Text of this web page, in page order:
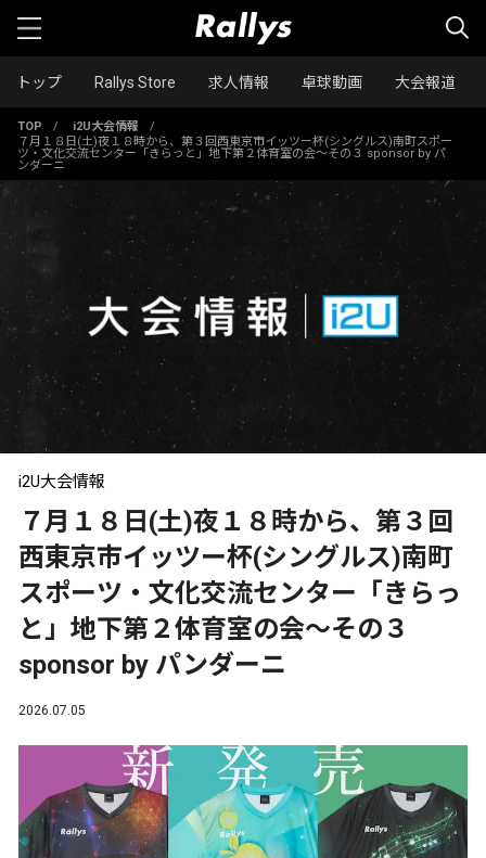
トップ Rallys Store 求人情報 卓球動画 大会報道
TOP / i2U大会情報
/
７月１８日(土)夜１８時から、第３回西東京市イッツー杯(シングルス)南町スポー
ツ・文化交流センター「きらっと」地下第２体育室の会～その３ sponsor by パ
ンダーニ
i2U大会情報
７月１８日(土)夜１８時から、第３回
西東京市イッツー杯(シングルス)南町
スポーツ・文化交流センター「きらっ
と」地下第２体育室の会～その３
sponsor by パンダーニ
2026.07.05